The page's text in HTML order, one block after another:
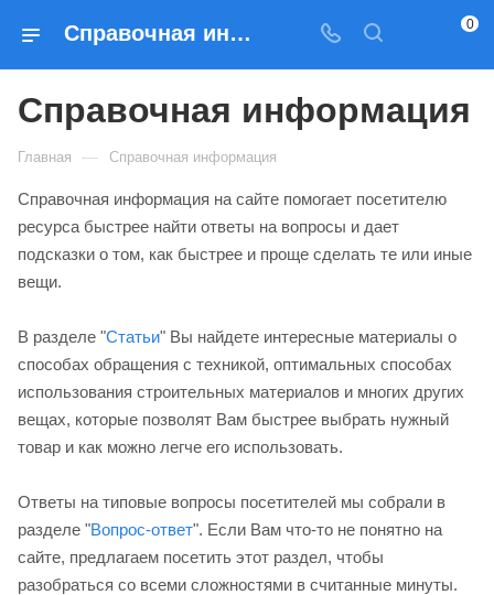
Справочная информация о деятельности Prados 0
Справочная информация
Главная — Справочная информация
Справочная информация на сайте помогает посетителю
ресурса быстрее найти ответы на вопросы и дает
подсказки о том, как быстрее и проще сделать те или иные
вещи.
В разделе "Статьи" Вы найдете интересные материалы о
способах обращения с техникой, оптимальных способах
использования строительных материалов и многих других
вещах, которые позволят Вам быстрее выбрать нужный
товар и как можно легче его использовать.
Ответы на типовые вопросы посетителей мы собрали в
разделе "Вопрос-ответ". Если Вам что-то не понятно на
сайте, предлагаем посетить этот раздел, чтобы
разобраться со всеми сложностями в считанные минуты.